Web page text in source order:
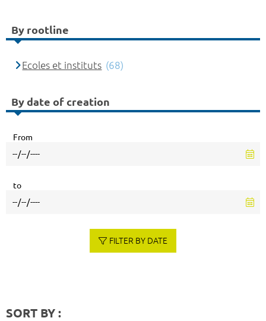
By rootline
Ecoles et instituts (68)
By date of creation
From
to
FILTER BY DATE
SORT BY :